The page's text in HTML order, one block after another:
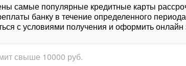
самые популярные кредитные карты
банку в течение определенного
с условиями получения и оформить
свыше 10000 руб.